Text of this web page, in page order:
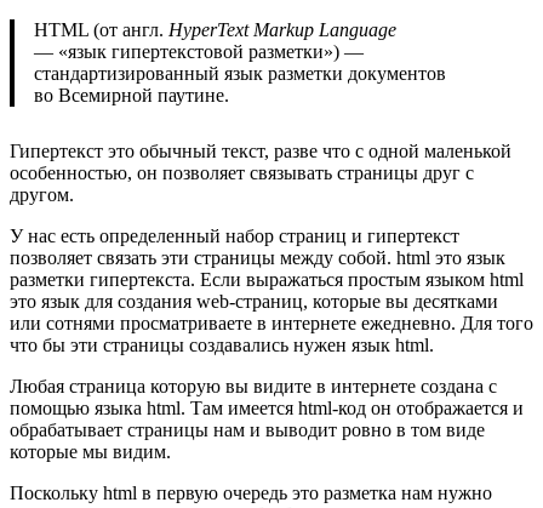
HTML (от англ. HyperText Markup Language
— «язык гипертекстовой разметки») —
стандартизированный язык разметки документов
во Всемирной паутине.
Гипертекст это обычный текст, разве что с одной маленькой
особенностью, он позволяет связывать страницы друг с
другом.
У нас есть определенный набор страниц и гипертекст
позволяет связать эти страницы между собой. html это язык
разметки гипертекста. Если выражаться простым языком html
это язык для создания web-страниц, которые вы десятками
или сотнями просматриваете в интернете ежедневно. Для того
что бы эти страницы создавались нужен язык html.
Любая страница которую вы видите в интернете создана с
помощью языка html. Там имеется html-код он отображается и
обрабатывает страницы нам и выводит ровно в том виде
которые мы видим.
Поскольку html в первую очередь это разметка нам нужно